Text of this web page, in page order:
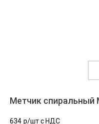
Метчик спиральный
634 р/шт c НДС